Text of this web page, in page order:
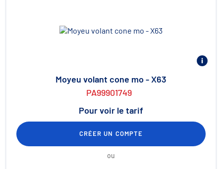
Moyeu volant cone mo - X63
PA99901749
Pour voir le tarif
CRÉER UN COMPTE
ou